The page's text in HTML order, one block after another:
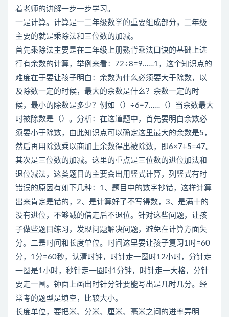
着老师的讲解一步一步学习。
一是计算。计算是一二年级数学的重要组成部分，二年级
主要的就是乘除法和三位数的加减。
首先乘除法主要是在二年级上册熟背乘法口诀的基础上进
行有余数的计算，举例来看：72÷8=9……1，这个知识点的
难度在于要让孩子明白：余数为什么必须要大于除数，以
及除数一定的时候，最大的余数是什么？余数一定的时
候，最小的除数是多少？例如（）÷6=7……（）当余数最大
时被除数是（）。分析：在这道题中，首先要明白余数必
须要小于除数，由此知识点可以确定这里最大的余数是5，
然后再用除数乘以商加上余数得出被除数，即6×7+5=47。
其次是三位数的加减。这里的重点是三位数的进位加法和
退位减法，这类题目的主要会出用竖式计算，列竖式有时
错误的原因有如下几种：1、题目中的数字抄错，这样计算
出来肯定是错的，2、是计算好了不写得数，3、是满十的
没有进位，不够减的借走后不退位。针对这些问题，让孩
子做些题目练习，发现问题解决问题，避免在计算方面失
分。二是时间和长度单位。时间这里要让孩子复习1时=60
分，1分=60秒，认清时钟，时针走一圈时12小时，分针走
一圈是1小时，秒针走一圈时1分钟，时针走一大格，分针
要走一圈。钟面上画出时针分针要能写出是几时几分。经
常考的题型是填空，比较大小。
长度单位，要把米、分米、厘米、毫米之间的进率弄明